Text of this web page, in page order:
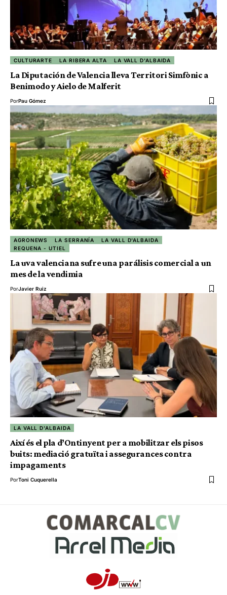
CULTURARTE LA RIBERA ALTA LA VALL D'ALBAIDA
La Diputación de Valencia lleva Territori Simfònic a
Benimodo y Aielo de Malferit
PorPau Gómez
AGRONEWS LA SERRANÍA
LA VALL D'ALBAIDA
REQUENA - UTIEL
La uva valenciana sufre una parálisis comercial a un
mes de la vendimia
PorJavier Ruiz
LA VALL D'ALBAIDA
Així és el pla d’Ontinyent per a mobilitzar els pisos
buits: mediació gratuïta i assegurances contra
impagaments
PorToni Cuquerella